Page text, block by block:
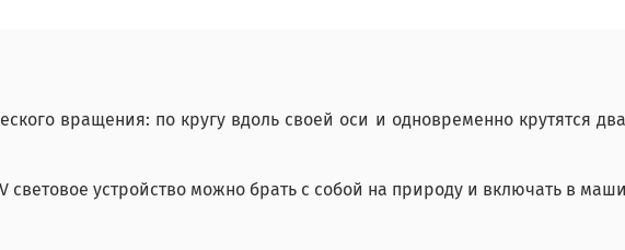
вращения: по кругу вдоль своей оси и одновременно крутятся
световое устройство можно брать с собой на природу и включать в